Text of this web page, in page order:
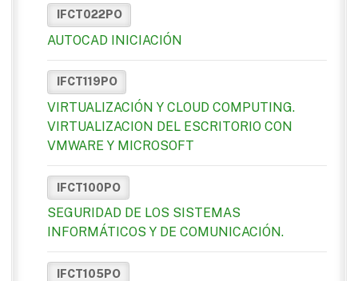
IFCT022PO
AUTOCAD INICIACIÓN
IFCT119PO
VIRTUALIZACIÓN Y CLOUD COMPUTING.
VIRTUALIZACION DEL ESCRITORIO CON
VMWARE Y MICROSOFT
IFCT100PO
SEGURIDAD DE LOS SISTEMAS
INFORMÁTICOS Y DE COMUNICACIÓN.
IFCT105PO